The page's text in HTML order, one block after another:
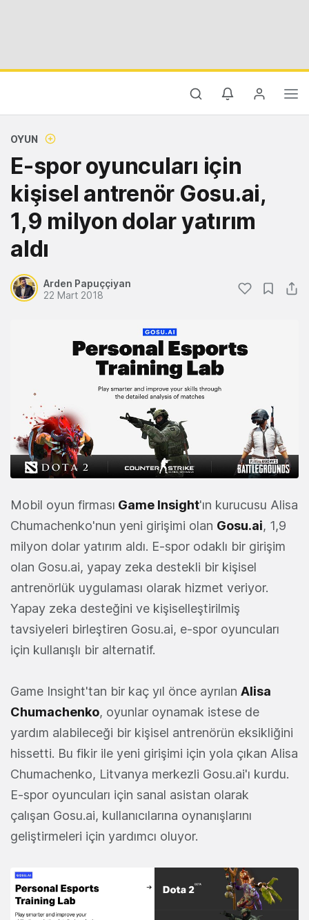
OYUN
E-spor oyuncuları için
kişisel antrenör Gosu.ai,
1,9 milyon dolar yatırım
aldı
Arden Papuççiyan
22 Mart 2018
Mobil oyun firması Game Insight'ın kurucusu Alisa
Chumachenko'nun yeni girişimi olan Gosu.ai, 1,9
milyon dolar yatırım aldı. E-spor odaklı bir girişim
olan Gosu.ai, yapay zeka destekli bir kişisel
antrenörlük uygulaması olarak hizmet veriyor.
Yapay zeka desteğini ve kişiselleştirilmiş
tavsiyeleri birleştiren Gosu.ai, e-spor oyuncuları
için kullanışlı bir alternatif.
Game Insight'tan bir kaç yıl önce ayrılan Alisa
Chumachenko, oyunlar oynamak istese de
yardım alabileceği bir kişisel antrenörün eksikliğini
hissetti. Bu fikir ile yeni girişimi için yola çıkan Alisa
Chumachenko, Litvanya merkezli Gosu.ai'ı kurdu.
E-spor oyuncuları için sanal asistan olarak
çalışan Gosu.ai, kullanıcılarına oynanışlarını
geliştirmeleri için yardımcı oluyor.